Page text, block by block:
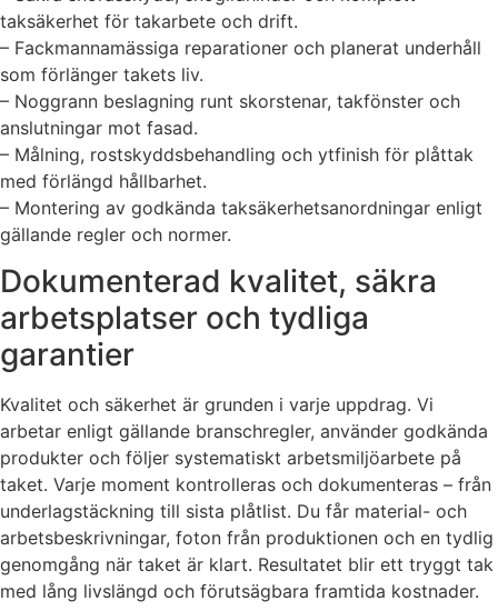
taksäkerhet för takarbete och drift.
– Fackmannamässiga reparationer och planerat underhåll
som förlänger takets liv.
– Noggrann beslagning runt skorstenar, takfönster och
anslutningar mot fasad.
– Målning, rostskyddsbehandling och ytfinish för plåttak
med förlängd hållbarhet.
– Montering av godkända taksäkerhetsanordningar enligt
gällande regler och normer.
Dokumenterad kvalitet, säkra
arbetsplatser och tydliga
garantier
Kvalitet och säkerhet är grunden i varje uppdrag. Vi
arbetar enligt gällande branschregler, använder godkända
produkter och följer systematiskt arbetsmiljöarbete på
taket. Varje moment kontrolleras och dokumenteras – från
underlagstäckning till sista plåtlist. Du får material- och
arbetsbeskrivningar, foton från produktionen och en tydlig
genomgång när taket är klart. Resultatet blir ett tryggt tak
med lång livslängd och förutsägbara framtida kostnader.